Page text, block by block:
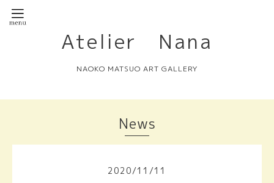
Atelier Nana
NAOKO MATSUO ART GALLERY
News
2020/11 /11